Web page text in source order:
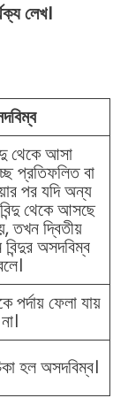
লেখ।
থেকে আসা
প্রতিফলিত বা
পর যদি অন্য
থেকে আসছে
তখন দ্বিতীয়
অসদবিম্ব
পর্দায় ফেলা যায়
না।
হল অসদবিম্ব।